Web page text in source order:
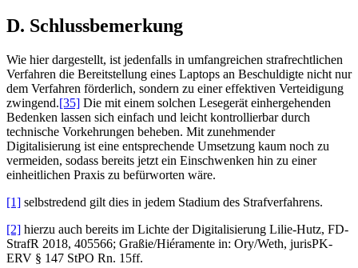
D. Schlussbemerkung
Wie hier dargestellt, ist jedenfalls in umfangreichen strafrechtlichen
Verfahren die Bereitstellung eines Laptops an Beschuldigte nicht nur
dem Verfahren förderlich, sondern zu einer effektiven Verteidigung
zwingend.[35] Die mit einem solchen Lesegerät einhergehenden
Bedenken lassen sich einfach und leicht kontrollierbar durch
technische Vorkehrungen beheben. Mit zunehmender
Digitalisierung ist eine entsprechende Umsetzung kaum noch zu
vermeiden, sodass bereits jetzt ein Einschwenken hin zu einer
einheitlichen Praxis zu befürworten wäre.
[1] selbstredend gilt dies in jedem Stadium des Strafverfahrens.
[2] hierzu auch bereits im Lichte der Digitalisierung Lilie-Hutz, FD-
StrafR 2018, 405566; Graßie/Hiéramente in: Ory/Weth, jurisPK-
ERV § 147 StPO Rn. 15ff.